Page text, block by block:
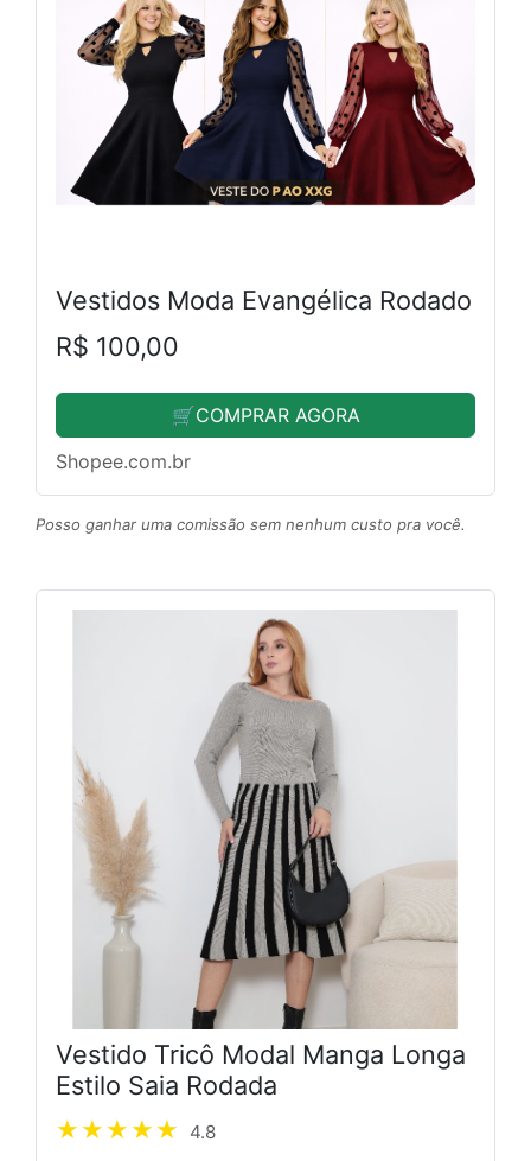
Vestidos Moda Evangélica Rodado
R$ 100,00
🛒COMPRAR AGORA
Shopee.com.br
Posso ganhar uma comissão sem nenhum custo pra você.
Vestido Tricô Modal Manga Longa
Estilo Saia Rodada
4.8